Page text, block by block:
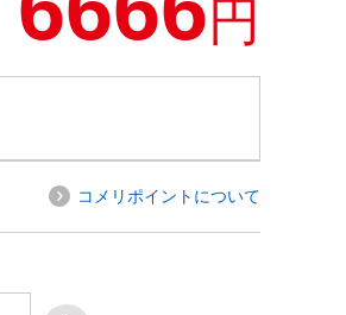
円
コメリポイントについて